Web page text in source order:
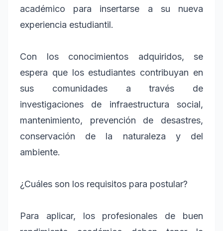
académico para insertarse a su nueva
experiencia estudiantil.
Con los conocimientos adquiridos, se
espera que los estudiantes contribuyan en
sus comunidades a través de
investigaciones de infraestructura social,
mantenimiento, prevención de desastres,
conservación de la naturaleza y del
ambiente.
¿Cuáles son los requisitos para postular?
Para aplicar, los profesionales de buen